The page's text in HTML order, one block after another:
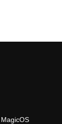
MagicOS